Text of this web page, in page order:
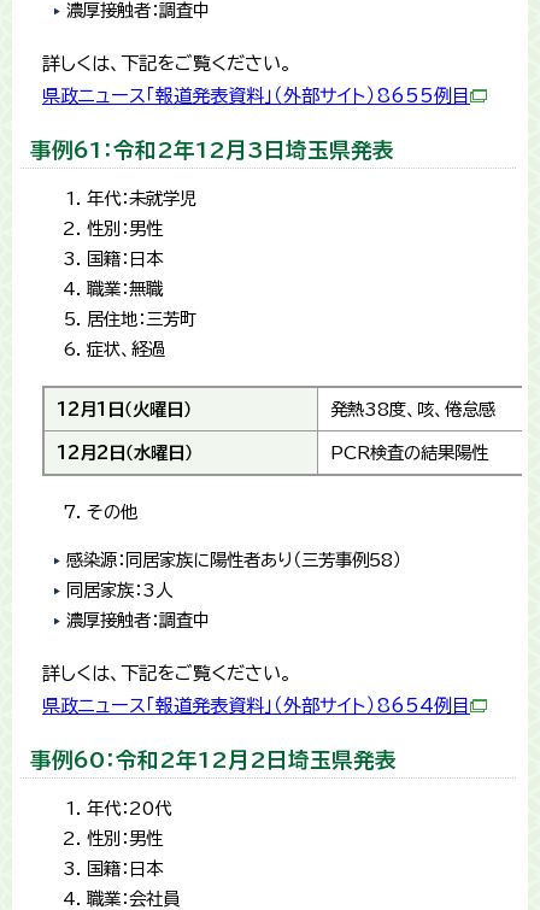
濃厚接触者：調査中
詳しくは、下記をご覧ください。
県政ニュース「報道発表資料」（外部サイト）8655例目
事例61：令和2年12月3日埼玉県発表
年代：未就学児
性別：男性
国籍：日本
職業：無職
居住地：三芳町
症状、経過
12月1日（火曜日） 発熱38度、咳、倦怠感
12月2日（水曜日） PCR検査の結果陽性
その他
感染源：同居家族に陽性者あり（三芳事例58）
同居家族：3人
濃厚接触者：調査中
詳しくは、下記をご覧ください。
県政ニュース「報道発表資料」（外部サイト）8654例目
事例60：令和2年12月2日埼玉県発表
年代：20代
性別：男性
国籍：日本
職業：会社員